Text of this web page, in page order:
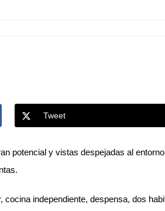
Tweet
potencial y vistas despejadas al
independiente, despensa, dos